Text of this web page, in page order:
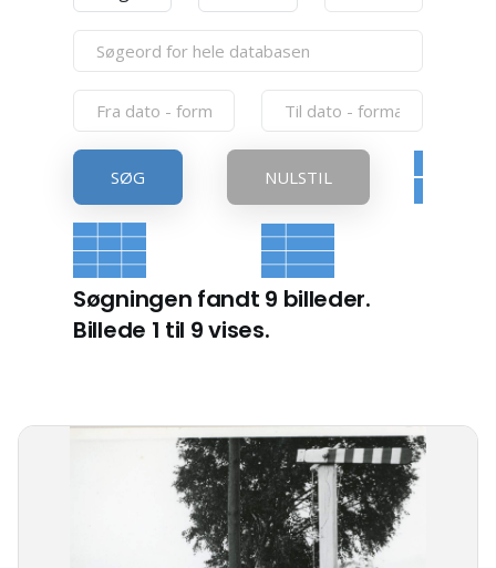
SØG NULSTIL
Søgningen fandt 9 billeder.
Billede 1 til 9 vises.